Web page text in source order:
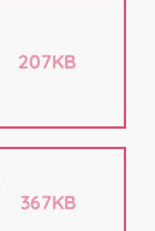
207KB
367KB